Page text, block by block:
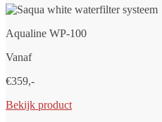
Aqualine WP-100
Vanaf
€359,-
Bekijk product